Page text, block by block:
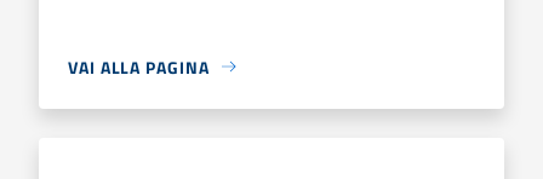
VAI ALLA PAGINA